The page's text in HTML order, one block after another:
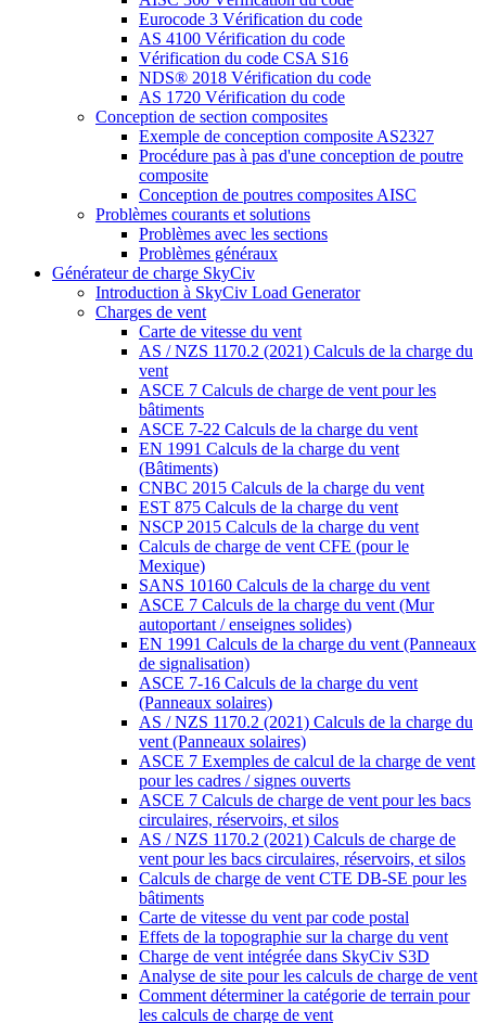
Eurocode 3 Vérification du code
AS 4100 Vérification du code
Vérification du code CSA S16
NDS® 2018 Vérification du code
AS 1720 Vérification du code
Conception de section composites
Exemple de conception composite AS2327
Procédure pas à pas d'une conception de poutre
composite
Conception de poutres composites AISC
Problèmes courants et solutions
Problèmes avec les sections
Problèmes généraux
Générateur de charge SkyCiv
Introduction à SkyCiv Load Generator
Charges de vent
Carte de vitesse du vent
AS / NZS 1170.2 (2021) Calculs de la charge du
vent
ASCE 7 Calculs de charge de vent pour les
bâtiments
ASCE 7-22 Calculs de la charge du vent
EN 1991 Calculs de la charge du vent
(Bâtiments)
CNBC 2015 Calculs de la charge du vent
EST 875 Calculs de la charge du vent
NSCP 2015 Calculs de la charge du vent
Calculs de charge de vent CFE (pour le
Mexique)
SANS 10160 Calculs de la charge du vent
ASCE 7 Calculs de la charge du vent (Mur
autoportant / enseignes solides)
EN 1991 Calculs de la charge du vent (Panneaux
de signalisation)
ASCE 7-16 Calculs de la charge du vent
(Panneaux solaires)
AS / NZS 1170.2 (2021) Calculs de la charge du
vent (Panneaux solaires)
ASCE 7 Exemples de calcul de la charge de vent
pour les cadres / signes ouverts
ASCE 7 Calculs de charge de vent pour les bacs
circulaires, réservoirs, et silos
AS / NZS 1170.2 (2021) Calculs de charge de
vent pour les bacs circulaires, réservoirs, et silos
Calculs de charge de vent CTE DB-SE pour les
bâtiments
Carte de vitesse du vent par code postal
Effets de la topographie sur la charge du vent
Charge de vent intégrée dans SkyCiv S3D
Analyse de site pour les calculs de charge de vent
Comment déterminer la catégorie de terrain pour
les calculs de charge de vent